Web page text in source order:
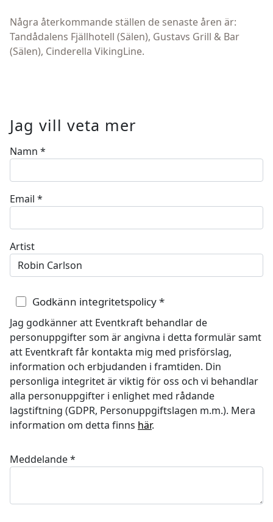
Några återkommande ställen de senaste åren är:
Tandådalens Fjällhotell (Sälen), Gustavs Grill & Bar
(Sälen), Cinderella VikingLine.
Jag vill veta mer
Namn *
Email *
Artist
Godkänn integritetspolicy*
Jag godkänner att Eventkraft behandlar de
personuppgifter som är angivna i detta formulär samt
att Eventkraft får kontakta mig med prisförslag,
information och erbjudanden i framtiden. Din
personliga integritet är viktig för oss och vi behandlar
alla personuppgifter i enlighet med rådande
lagstiftning (GDPR, Personuppgiftslagen m.m.). Mera
information om detta finns här.
Meddelande*